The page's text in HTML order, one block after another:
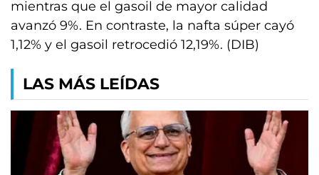
mientras que el gasoil de mayor calidad
avanzó 9%. En contraste, la nafta súper cayó
1,12% y el gasoil retrocedió 12,19%. (DIB)
LAS MÁS LEÍDAS